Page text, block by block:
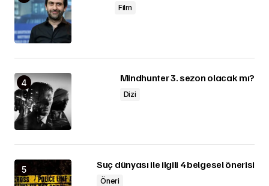
Film
Mindhunter 3. sezon olacak mı?
Dizi
Suç dünyası ile ilgili 4 belgesel önerisi
Öneri